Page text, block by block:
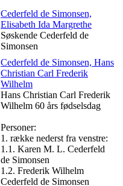
Cederfeld de Simonsen,
Elisabeth Ida Margrethe
Søskende Cederfeld de
Simonsen
Cederfeld de Simonsen, Hans
Christian Carl Frederik
Wilhelm
Hans Christian Carl Frederik
Wilhelm 60 års fødselsdag
Personer:
1. række nederst fra venstre:
1.1. Karen M. L. Cederfeld
de Simonsen
1.2. Frederik Wilhelm
Cederfeld de Simonsen